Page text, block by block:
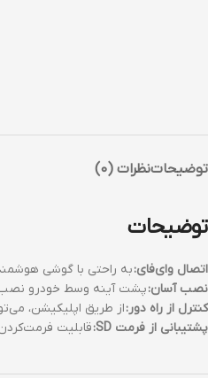
توضیحاتنظرات (0)
توضیحات
اتصال وای‌فای:به راحتی با گوشی
نصب آسان:پشت آینه وسط خودرو نصب
کنترل از راه دور:از طریق اپلیکیشن،
پشتیبانی از فرمت SD:
قابلیت